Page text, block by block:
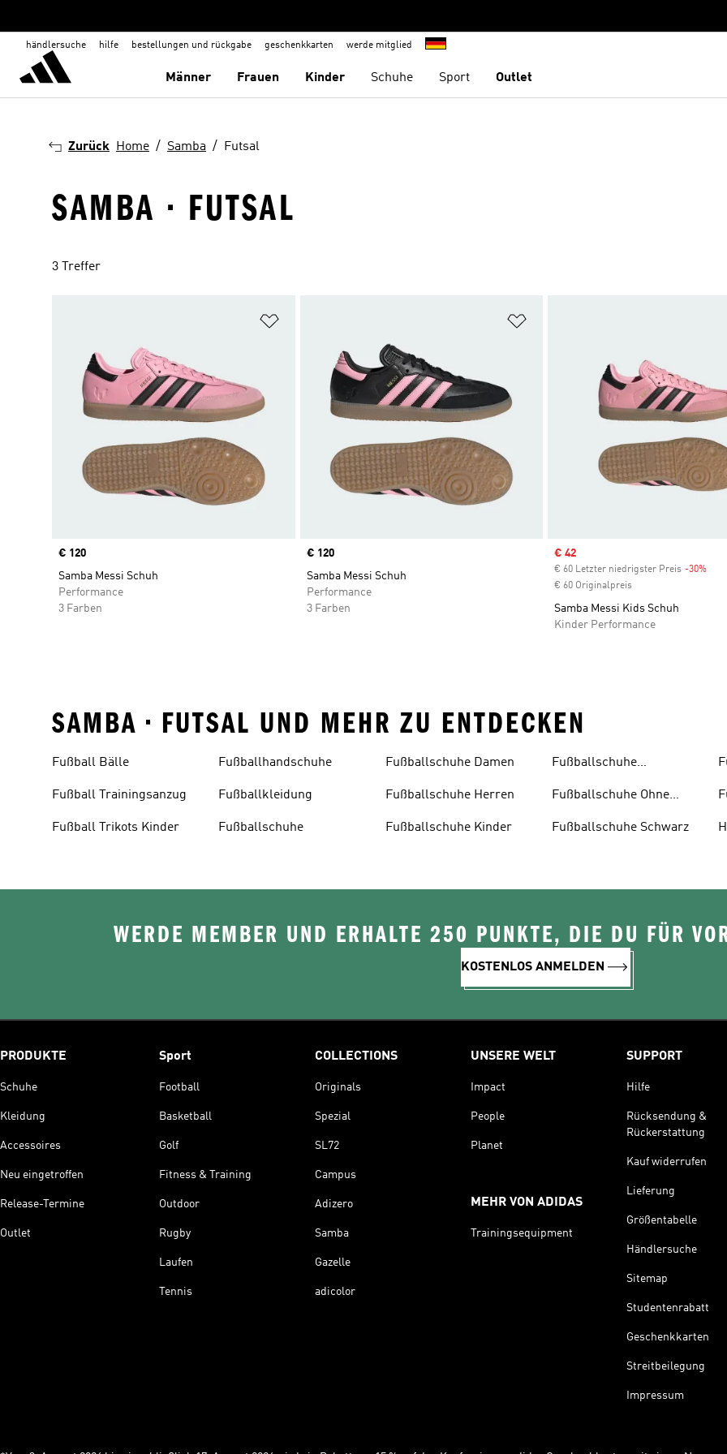
händlersuche hilfe bestellungen und rückgabe geschenkkarten werde mitglied
Männer Frauen Kinder Schuhe Sport Outlet
Zurück Home Samba Futsal
SAMBA · FUTSAL
3 Treffer
Price
€ 120
Samba Messi Schuh
Performance
3 Farben
Price
€ 120
Samba Messi Schuh
Performance
3 Farben
Sale price
€ 42
€ 60 Letzter niedrigster Preis -30%
€ 60 Originalpreis
Samba Messi Kids Schuh
Kinder Performance
SAMBA • FUTSAL UND MEHR ZU ENTDECKEN
Fußball Bälle
Fußball Trainingsanzug
Fußball Trikots Kinder
Fußballhandschuhe
Fußballkleidung
Fußballschuhe
Fußballschuhe Damen
Fußballschuhe Herren
Fußballschuhe Kinder
Fußballschuhe
Fußballschuhe Ohne
Fußballschuhe Schwarz
WERDE MEMBER UND ERHALTE 250 PUNKTE, DIE DU FÜR
KOSTENLOS ANMELDEN
PRODUKTE
Schuhe
Kleidung
Accessoires
Neu eingetroffen
Release-Termine
Outlet
Sport
Football
Basketball
Golf
Fitness & Training
Outdoor
Rugby
Laufen
Tennis
COLLECTIONS
Originals
Spezial
SL72
Campus
Adizero
Samba
Gazelle
adicolor
UNSERE WELT
Impact
People
Planet
MEHR VON ADIDAS
Trainingsequipment
SUPPORT
Hilfe
Rücksendung &
Rückerstattung
Kauf widerrufen
Lieferung
Größentabelle
Händlersuche
Sitemap
Studentenrabatt
Geschenkkarten
Streitbeilegung
Impressum